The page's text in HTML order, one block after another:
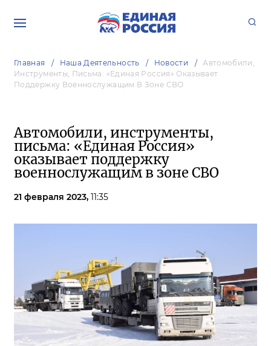
Главная Наша Деятельность Новости
Автомобили,
Инструменты, Письма: «Единая Россия» Оказывает
Поддержку Военнослужащим В Зоне СВО
Автомобили, инструменты,
письма: «Единая Россия»
оказывает поддержку
военнослужащим в зоне СВО
21 февраля 2023, 11:35